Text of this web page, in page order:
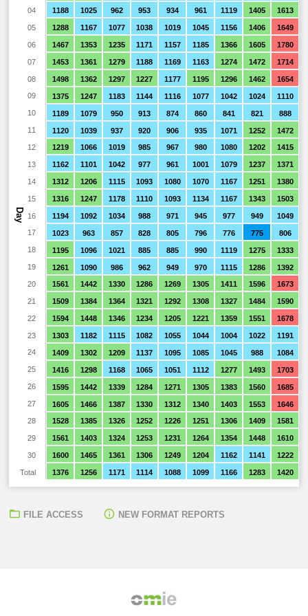
Day
1188
1025 962 953 934 961 1119 1405 1613
1288 1167 1077 1038 1019 1045 1156 1406 1649
1467 1353 1235 1171 1157 1185 1366 1605 1780
1453 1361 1279 1188 1169 1163 1274 1472 1714
1498 1362 1297 1227 1177 1195 1296 1462 1654
1375 1247 1183 1144 1116 1077 1042 1024 1110
1189 1079 950 913 874 860 841 821 888
1120 1039 937 920 906 935 1071 1252 1472
1219
1066 1019 985 967 980 1080 1202 1415
1162 1101 1042 977 961 1001 1079 1237 1371
1312 1206 1115 1093 1080 1070 1167 1251 1380
1316 1247 1178 1110 1093 1134 1167 1343 1503
1194 1092 1034 988 971 945 977 949 1049
1023 963 857 828 805 796 776 775 806
1195 1096 1021 885 885 990 1119 1275 1333
1261 1090 986 962 949 970 1115 1286 1392
1561
1442 1330 1286 1269 1305 1411 1596 1673
1509 1384 1364 1321 1292 1308 1327 1484 1590
1594 1448 1346 1234 1205 1221 1359 1551 1678
1303 1182 1115 1082 1055 1044 1004 1022 1191
1409 1302 1209 1137 1095 1085 1045 988 1084
1416 1298 1168 1065 1051 1112 1277 1493 1703
1595 1442 1339 1284 1271 1305 1383 1560 1685
1605 1466 1387 1330 1312 1340 1403 1553 1646
1528
1385 1326 1252 1226 1251 1306 1409 1581
1561 1403 1324 1253 1231 1264 1354 1448 1610
1600 1465 1361 1306 1249 1204 1162 1141 1222
1376 1256 1171 1114 1088 1099 1166 1283 1420
04
05
06
07
08
09
10
11
12
13
14
15
16
17
18
19
20
21
22
23
24
25
26
27
28
29
30
Total
FILE ACCESS NEW FORMAT REPORTS